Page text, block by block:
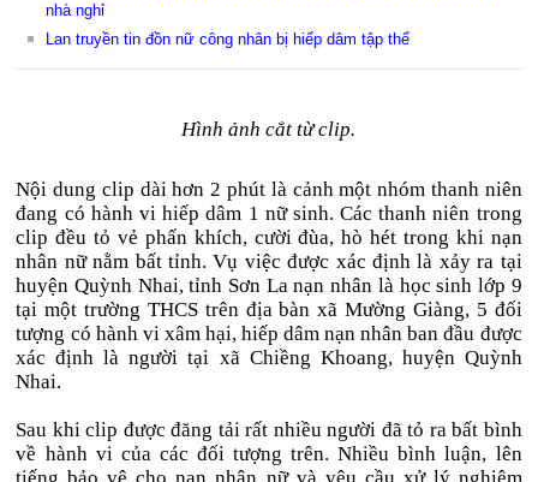
nhà nghỉ
Lan truyền tin đồn nữ công nhân bị hiếp dâm tập thể
Hình ảnh cắt từ clip.
Nội dung clip dài hơn 2 phút là cảnh một nhóm thanh niên
đang có hành vi hiếp dâm 1 nữ sinh. Các thanh niên trong
clip đều tỏ vẻ phấn khích, cười đùa, hò hét trong khi nạn
nhân nữ nằm bất tỉnh. Vụ việc được xác định là xảy ra tại
huyện Quỳnh Nhai, tỉnh Sơn La nạn nhân là học sinh lớp 9
tại một trường THCS trên địa bàn xã Mường Giàng, 5 đối
tượng có hành vi xâm hại, hiếp dâm nạn nhân ban đầu được
xác định là người tại xã Chiềng Khoang, huyện Quỳnh
Nhai.
Sau khi clip được đăng tải rất nhiều người đã tỏ ra bất bình
về hành vi của các đối tượng trên. Nhiều bình luận, lên